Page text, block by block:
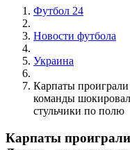
Футбол 24
Новости футбола
Украина
Карпаты
команды
стульчики по полю
Карпаты